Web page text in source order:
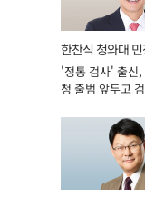
한찬식 청와대
관
'정통 검사' 출신,
청 출범 앞두고